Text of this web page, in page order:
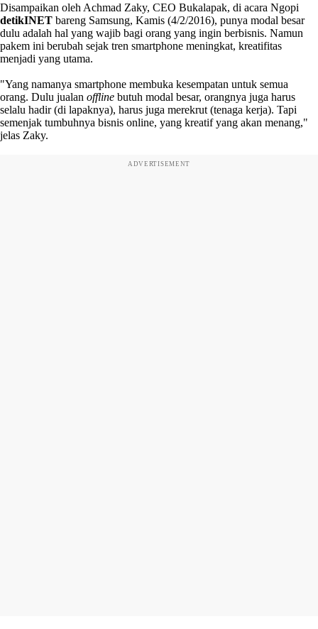
Disampaikan oleh Achmad Zaky, CEO Bukalapak, di acara Ngopi
detikINET bareng Samsung, Kamis (4/2/2016), punya modal besar
dulu adalah hal yang wajib bagi orang yang ingin berbisnis. Namun
pakem ini berubah sejak tren smartphone meningkat, kreatifitas
menjadi yang utama.
"Yang namanya smartphone membuka kesempatan untuk semua
orang. Dulu jualan offline butuh modal besar, orangnya juga harus
selalu hadir (di lapaknya), harus juga merekrut (tenaga kerja). Tapi
semenjak tumbuhnya bisnis online, yang kreatif yang akan menang,"
jelas Zaky.
ADVERTISEMENT